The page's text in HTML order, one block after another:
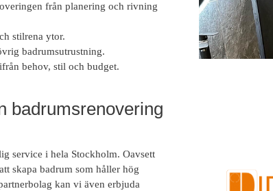
från planering och rivning
stilrena ytor.
badrumsutrustning.
behov, stil och budget.
badrumsrenovering
service i hela Stockholm. Oavsett
skapa badrum som håller hög
kan vi även erbjuda